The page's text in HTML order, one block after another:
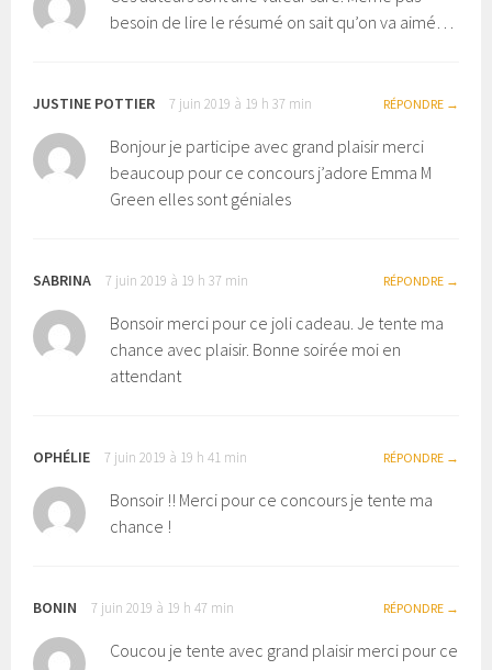
besoin de lire le résumé on sait qu’on va aimé…
JUSTINE POTTIER 7 juin 2019 à 19 h 37 min RÉPONDRE
Bonjour je participe avec grand plaisir merci
beaucoup pour ce concours j’adore Emma M
Green elles sont géniales
SABRINA 7 juin 2019 à 19 h 37 min RÉPONDRE
Bonsoir merci pour ce joli cadeau. Je tente ma
chance avec plaisir. Bonne soirée moi en
attendant
OPHÉLIE 7 juin 2019 à 19 h 41 min RÉPONDRE
Bonsoir !! Merci pour ce concours je tente ma
chance !
BONIN 7 juin 2019 à 19 h 47 min RÉPONDRE
Coucou je tente avec grand plaisir merci pour ce